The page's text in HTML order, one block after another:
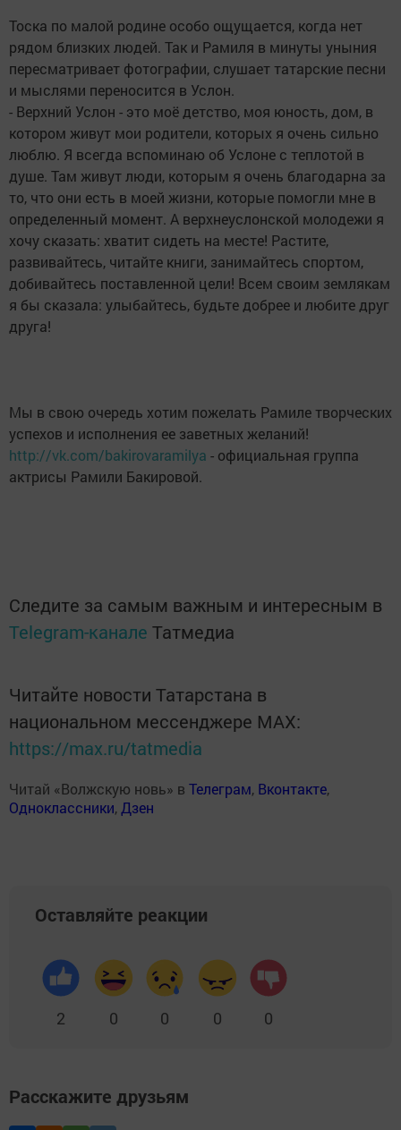
Тоска по малой родине особо ощущается, когда нет
рядом близких людей. Так и Рамиля в минуты уныния
пересматривает фотографии, слушает татарские песни
и мыслями переносится в Услон.
- Верхний Услон - это моё детство, моя юность, дом, в
котором живут мои родители, которых я очень сильно
люблю. Я всегда вспоминаю об Услоне с теплотой в
душе. Там живут люди, которым я очень благодарна за
то, что они есть в моей жизни, которые помогли мне в
определенный момент. А верхнеуслонской молодежи я
хочу сказать: хватит сидеть на месте! Растите,
развивайтесь, читайте книги, занимайтесь спортом,
добивайтесь поставленной цели! Всем своим землякам
я бы сказала: улыбайтесь, будьте добрее и любите друг
друга!
Мы в свою очередь хотим пожелать Рамиле творческих
успехов и исполнения ее заветных желаний!
http://vk.com/bakirovaramilya - официальная группа
актрисы Рамили Бакировой.
Следите за самым важным и интересным в
Telegram-канале Татмедиа
Читайте новости Татарстана в
национальном мессенджере MАХ:
https://max.ru/tatmedia
Читай «Волжскую новь» в Телеграм, Вконтакте,
Одноклассники, Дзен
Оставляйте реакции
2 0 0 0 0
Расскажите друзьям